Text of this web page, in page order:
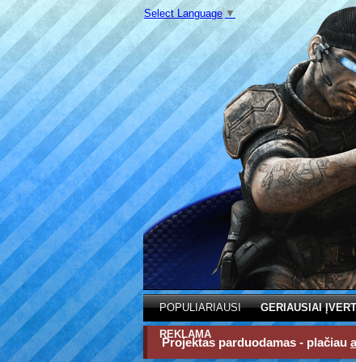
Select Language ▼
POPULIARIAUSI GERIAUSIAI
REKLAMA
Projektas parduodamas - plačiau